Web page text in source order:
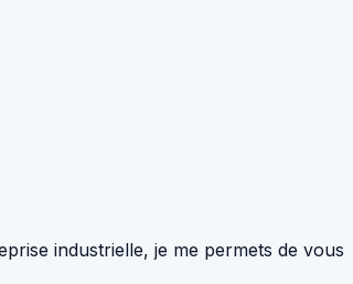
industrielle, je me permets de vous